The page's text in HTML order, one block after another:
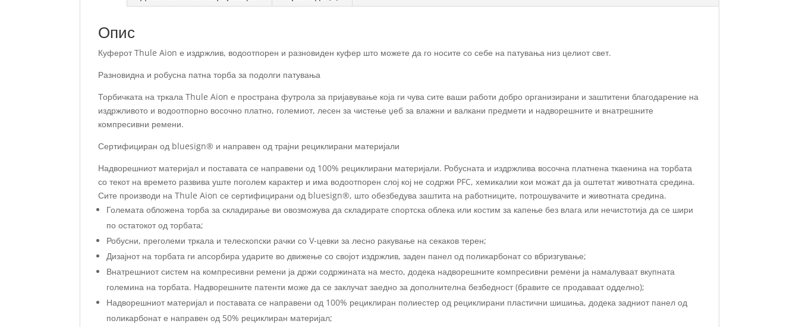
Опис
Куферот Thule Aion е издржлив, водоотпорен и разновиден куфер што можете да го носите со себе на патувања низ целиот свет.
Разновидна и робусна патна торба за подолги патувања
Торбичката на тркала Thule Aion е пространа футрола за пријавување која ги чува сите ваши работи добро организирани и заштитени благодарение на
издржливото и водоотпорно восочно платно, големиот, лесен за чистење џеб за влажни и валкани предмети и надворешните и внатрешните
компресивни ремени.
Сертифициран од bluesign® и направен од трајни рециклирани материјали
Надворешниот материјал и поставата се направени од 100% рециклирани материјали. Робусната и издржлива восочна платнена ткаенина на торбата
со текот на времето развива уште поголем карактер и има водоотпорен слој кој не содржи PFC, хемикалии кои можат да ја оштетат животната средина.
Сите производи на Thule Aion се сертифицирани од bluesign®, што обезбедува заштита на работниците, потрошувачите и животната средина.
Големата обложена торба за складирање ви овозможува да складирате спортска облека или костим за капење без влага или нечистотија да се шири
по остатокот од торбата;
Робусни, преголеми тркала и телескопски рачки со V-цевки за лесно ракување на секаков терен;
Дизајнот на торбата ги апсорбира ударите во движење со својот издржлив, заден панел од поликарбонат со вбризгување;
Внатрешниот систем на компресивни ремени ја држи содржината на место, додека надворешните компресивни ремени ја намалуваат вкупната
големина на торбата. Надворешните патенти може да се заклучат заедно за дополнителна безбедност (бравите се продаваат одделно);
Надворешниот материјал и поставата се направени од 100% рециклиран полиестер од рециклирани пластични шишиња, додека задниот панел од
поликарбонат е направен од 50% рециклиран материјал;